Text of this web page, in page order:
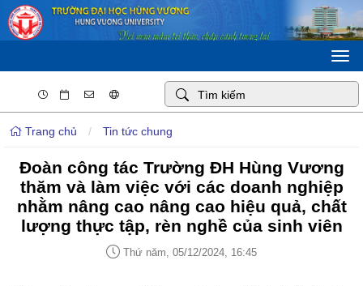
Trang chủ / Tin tức chung
Đoàn công tác Trường ĐH Hùng Vương
thăm và làm việc với các doanh nghiệp
nhằm nâng cao nâng cao hiệu quả, chất
lượng thực tập, rèn nghề của sinh viên
Thứ năm, 05/12/2024, 16:45